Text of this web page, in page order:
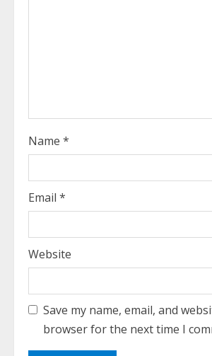
Name *
Email *
Website
Save my name, email, and
browser for the next time I